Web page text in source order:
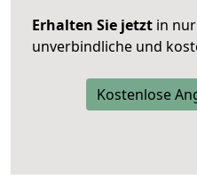
Erhalten Sie jetzt in
unverbindliche und
Kostenlose